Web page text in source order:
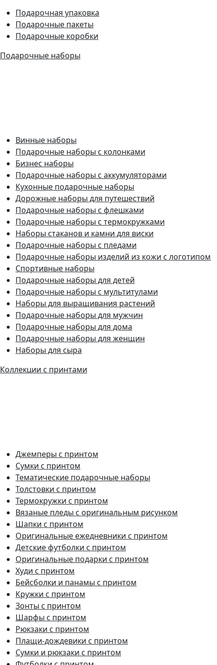
Подарочная упаковка
Подарочные пакеты
Подарочные коробки
Подарочные наборы
Винные наборы
Подарочные наборы с колонками
Бизнес наборы
Подарочные наборы с аккумуляторами
Кухонные подарочные наборы
Дорожные наборы для путешествий
Подарочные наборы с флешками
Подарочные наборы с термокружками
Наборы стаканов и камни для виски
Подарочные наборы с пледами
Подарочные наборы изделий из кожи с логотипом
Спортивные наборы
Подарочные наборы для детей
Подарочные наборы с мультитулами
Наборы для выращивания растений
Подарочные наборы для мужчин
Подарочные наборы для дома
Подарочные наборы для женщин
Наборы для сыра
Коллекции с принтами
Джемперы с принтом
Сумки с принтом
Тематические подарочные наборы
Толстовки с принтом
Термокружки с принтом
Вязаные пледы с оригинальным рисунком
Шапки с принтом
Оригинальные ежедневники с принтом
Детские футболки с принтом
Оригинальные подарки с принтом
Худи с принтом
Бейсболки и панамы с принтом
Кружки с принтом
Зонты с принтом
Шарфы с принтом
Рюкзаки с принтом
Плащи-дождевики с принтом
Сумки и рюкзаки с принтом